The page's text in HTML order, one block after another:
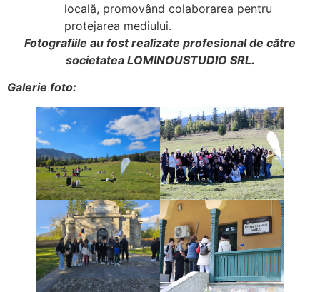
locală, promovând colaborarea pentru
protejarea mediului.
Fotografiile au fost realizate profesional de către
societatea LOMINOUSTUDIO SRL.
Galerie foto: